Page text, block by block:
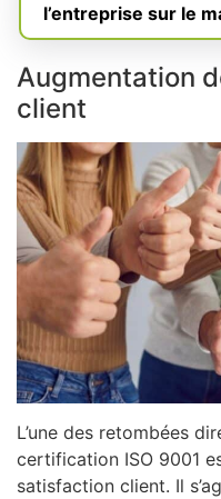
l’entreprise sur le
Augmentation
client
L’une des retombées
certification ISO 9001
satisfaction client. Il